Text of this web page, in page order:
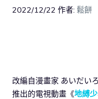
2022/12/22 作者: 鬆餅
改編自漫畫家 あいだい
推出的電視動畫《地縛